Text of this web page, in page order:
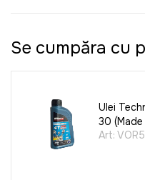
Se cumpăra cu
Ulei
30 (Made
Art: